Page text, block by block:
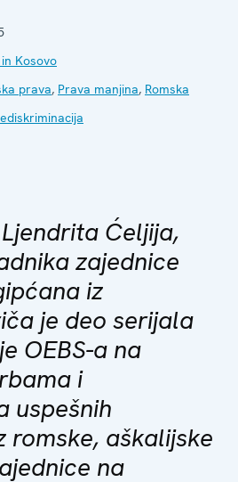
Kosovo
prava, Prava manjina, Romska
Ćeljija,
zajednice
iz
je deo serijala
OEBS-a na
i
uspešnih
romske, aškalijske
na